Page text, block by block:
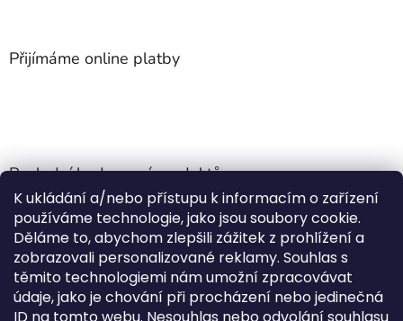
K ukládání a/nebo přístupu k informacím o zařízení
používáme technologie, jako jsou soubory cookie.
Děláme to, abychom zlepšili zážitek z prohlížení a
zobrazovali personalizované reklamy. Souhlas s
těmito technologiemi nám umožní zpracovávat
údaje, jako je chování při procházení nebo jedinečná
Přijímáme online platby
Poslední hodnocení produktů
Jehla do nádrže k nezávislému topení
Hodnocení produktu je 5 z 5 hvězdiček.
| Martin Nevrlý
ano
Kempingové skládací křeslo Front Runner Expander Chair